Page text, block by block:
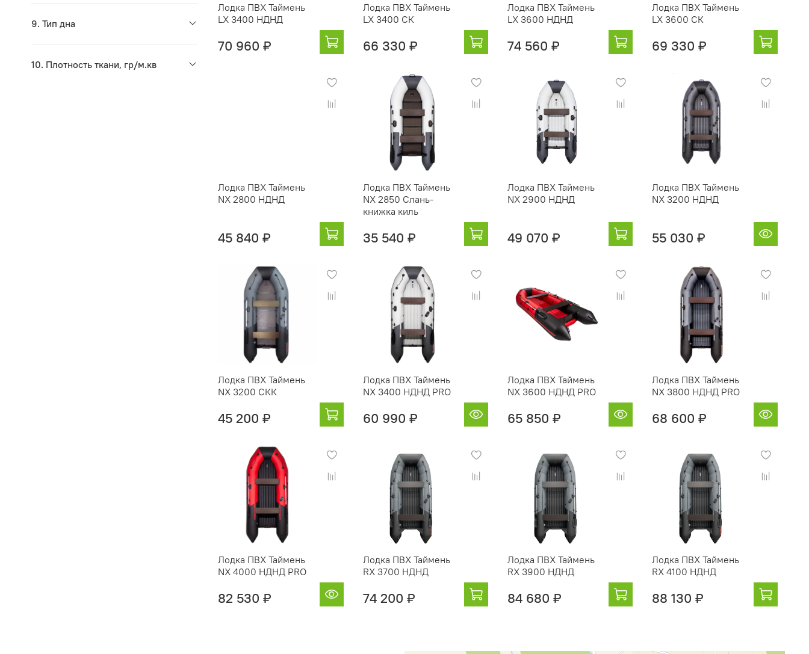
Лодка ПВХ Таймень
LX 3400 НДНД
70 960 ₽
Лодка ПВХ Таймень
LX 3400 СК
66 330 ₽
Лодка ПВХ Таймень
LX 3600 НДНД
74 560 ₽
Лодка ПВХ Таймень
LX 3600 СК
69 330 ₽
Лодка ПВХ Таймень
NX 2800 НДНД
45 840 ₽
Лодка ПВХ Таймень
NX 2850 Слань-
книжка киль
35 540 ₽
Лодка ПВХ Таймень
NX 2900 НДНД
49 070 ₽
Лодка ПВХ Таймень
NX 3200 НДНД
55 030 ₽
Лодка ПВХ Таймень
NX 3200 СКК
45 200 ₽
Лодка ПВХ Таймень
NX 3400 НДНД PRO
60 990 ₽
Лодка ПВХ Таймень
NX 3600 НДНД PRO
65 850 ₽
Лодка ПВХ Таймень
NX 3800 НДНД PRO
68 600 ₽
Лодка ПВХ Таймень
NX 4000 НДНД PRO
82 530 ₽
Лодка ПВХ Таймень
RX 3700 НДНД
74 200 ₽
Лодка ПВХ Таймень
RX 3900 НДНД
84 680 ₽
Лодка ПВХ Таймень
RX 4100 НДНД
88 130 ₽
9. Тип дна
10. Плотность ткани, гр/м.кв